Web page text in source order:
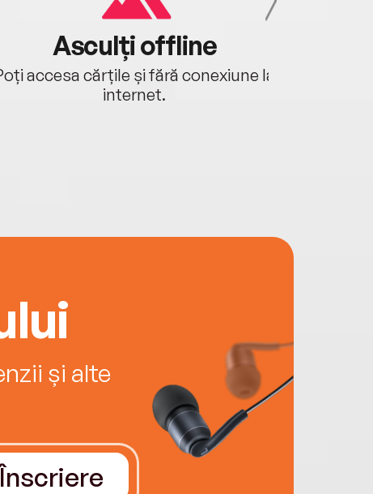
Asculți offline
accesa cărțile și fără conexiune la
internet.
și alte
Înscriere